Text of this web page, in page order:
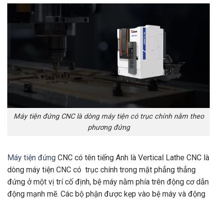
Máy tiện đứng CNC là dòng máy tiện có trục chính nằm theo
phương đứng
Máy tiện đứng CNC có tên tiếng Anh là Vertical Lathe CNC là
dòng máy tiện CNC có trục chính trong mặt phẳng thẳng
đứng ở một vị trí cố định, bệ máy nằm phía trên động cơ dẫn
động mạnh mẽ. Các bộ phận được kẹp vào bệ máy và động